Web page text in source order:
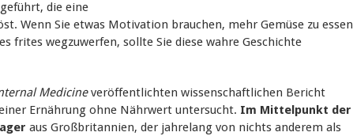
die eine
Wenn Sie etwas Motivation brauchen, mehr Gemüse zu essen
frites wegzuwerfen, sollte Sie diese wahre Geschichte
Medicineveröffentlichten wissenschaftlichen Bericht
Ernährung ohne Nährwert untersucht. Im Mittelpunkt der
aus Großbritannien, der jahrelang von nichts anderem als